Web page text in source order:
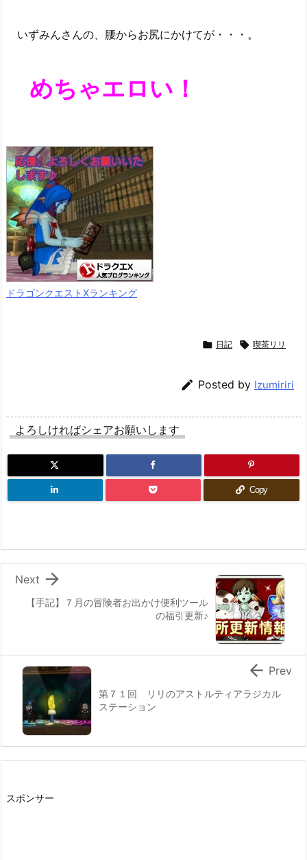
いずみんさんの、腰からお尻にかけてが・・・。
めちゃエロい！
ドラゴンクエストXランキング
 日記  喫茶リリ
 Posted by Izumiriri
よろしければシェアお願いします
Copy
【手記】７月の冒険者お出かけ便利ツール
の福引更新♪

Next
第７１回 リリのアストルティアラジカル
ステーション
 Prev
スポンサー